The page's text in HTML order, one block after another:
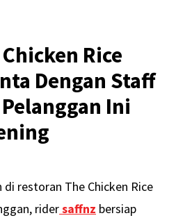
Rice
Dengan Staff
Ini
restoran The Chicken Rice
ridersaffnz bersiap